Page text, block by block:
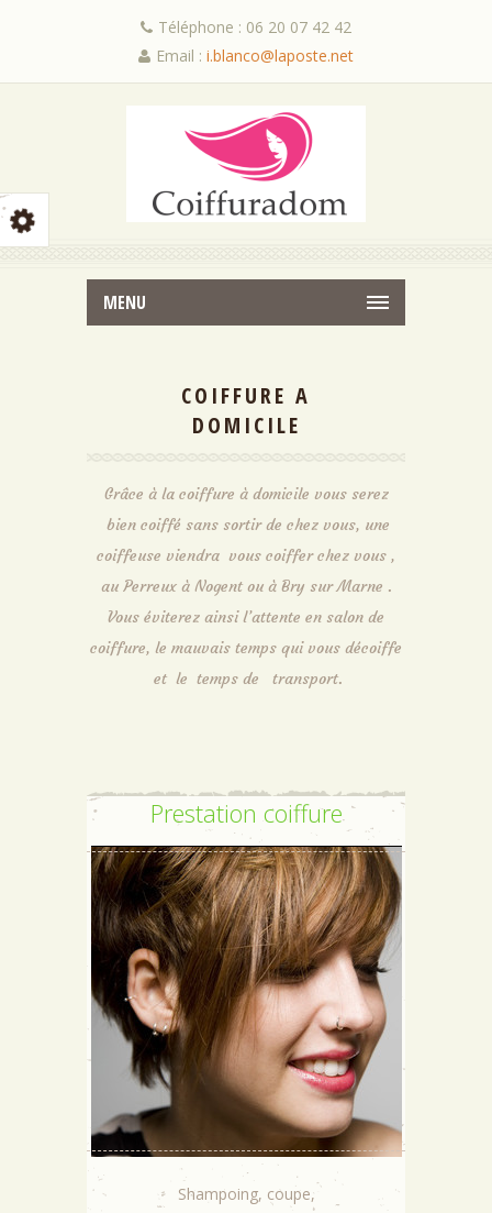
Téléphone : 06 20 07 42 42
Email : i.blanco@laposte.net
MENU
COIFFURE A
DOMICILE
Grâce à la coiffure à domicile vous serez
bien coiffé sans sortir de chez vous, une
coiffeuse viendra vous coiffer chez vous ,
au Perreux à Nogent ou à Bry sur Marne .
Vous éviterez ainsi l’attente en salon de
coiffure, le mauvais temps qui vous décoiffe
et le temps de transport.
Prestation coiffure
Shampoing, coupe,